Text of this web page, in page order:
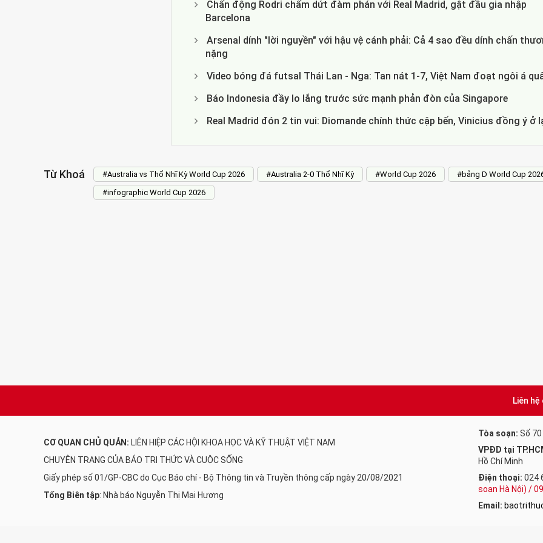
Chấn động Rodri chấm dứt đàm phán với Real Madrid, gật đầu gia nhập
Barcelona
Arsenal dính "lời nguyền" với hậu vệ cánh phải: Cả 4 sao đều dính chấn
nặng
Video bóng đá futsal Thái Lan - Nga: Tan nát 1-7, Việt Nam đoạt ngôi á
Báo Indonesia đầy lo lắng trước sức mạnh phản đòn của Singapore
Real Madrid đón 2 tin vui: Diomande chính thức cập bến, Vinicius đồng ý ở
Từ Khoá #Australia vs Thổ Nhĩ Kỳ World Cup 2026 #Australia 2-0 Thổ Nhĩ Kỳ #World Cup 2026
#bảng D World Cup
#infographic World Cup 2026
Liên
CƠ QUAN CHỦ QUẢN: LIÊN HIỆP CÁC HỘI KHOA HỌC VÀ KỸ THUẬT VIỆT NAM
CHUYÊN TRANG CỦA BÁO TRI THỨC VÀ CUỘC SỐNG
Giấy phép số 01/GP-CBC do Cục Báo chí - Bộ Thông tin và Truyền thông cấp ngày 20/08/2021
Tổng Biên tập: Nhà báo Nguyễn Thị Mai Hương
Tòa soạn: Số
VPĐD tại
Hồ Chí Minh
Điện thoại: 024
soạn Hà Nội) /
Email: